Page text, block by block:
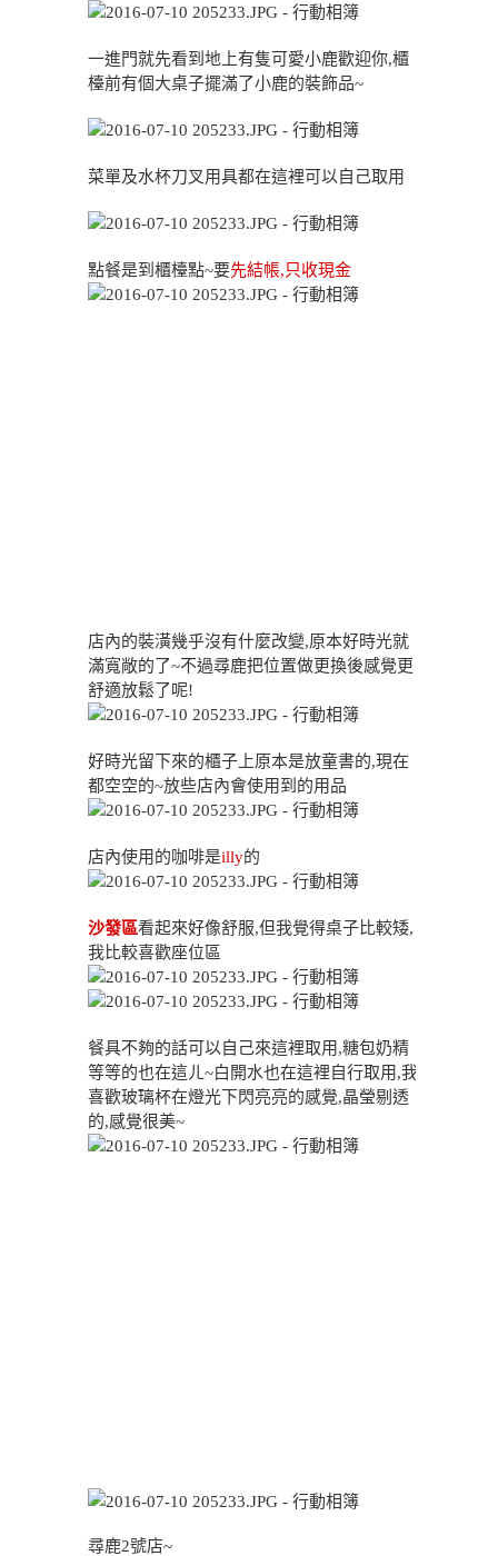
一進門就先看到地上有隻可愛小鹿歡迎你,櫃
檯前有個大桌子擺滿了小鹿的裝飾品~
菜單及水杯刀叉用具都在這裡可以自己取用
點餐是到櫃檯點~要先結帳,只收現金
店內的裝潢幾乎沒有什麼改變,原本好時光就
滿寬敞的了~不過尋鹿把位置做更換後感覺更
舒適放鬆了呢!
好時光留下來的櫃子上原本是放童書的,現在
都空空的~放些店內會使用到的用品
店內使用的咖啡是illy的
沙發區看起來好像舒服,但我覺得桌子比較矮,
我比較喜歡座位區
餐具不夠的話可以自己來這裡取用,糖包奶精
等等的也在這ㄦ~白開水也在這裡自行取用,我
喜歡玻璃杯在燈光下閃亮亮的感覺,晶瑩剔透
的,感覺很美~
尋鹿2號店~